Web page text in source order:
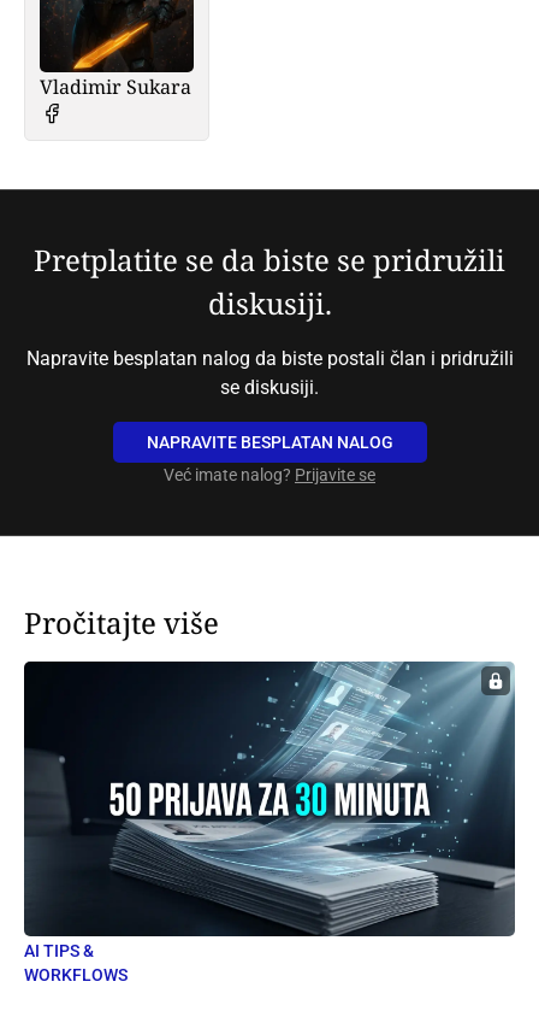
Vladimir Sukara
Pretplatite se da biste se pridružili
diskusiji.
Napravite besplatan nalog da biste postali član i pridružili
se diskusiji.
NAPRAVITE BESPLATAN NALOG
Već imate nalog? Prijavite se
Pročitajte više
AI TIPS &
WORKFLOWS